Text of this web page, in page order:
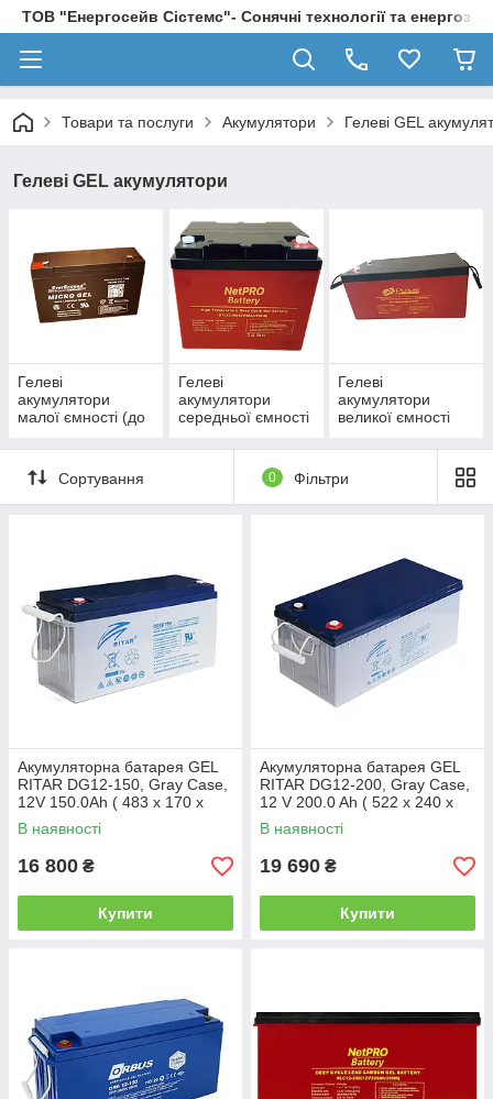
ТОВ "Енергосейв Сістемс"- Сонячні технології та
Товари та послуги Акумулятори Гелеві GEL
Гелеві GEL акумулятори
Гелеві
акумулятори
малої ємності (до
Гелеві
акумулятори
середньої ємності
Гелеві
акумулятори
великої ємності
Сортування 0 Фільтри
Акумуляторна батарея GEL
RITAR DG12-150, Gray Case,
12V 150.0Ah ( 483 х 170 х
242) Q1/25
В наявності
16 800 ₴
Купити
Акумуляторна батарея GEL
RITAR DG12-200, Gray Case,
12 V 200.0 Ah ( 522 х 240 х
219 (224) ) Q1
В наявності
19 690 ₴
Купити